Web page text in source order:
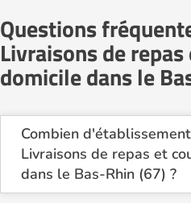
Questions
Livraisons de
domicile dans le
Combien
Livraisons de repas et
dans le Bas-Rhin (67) ?
Sur le site Logement-